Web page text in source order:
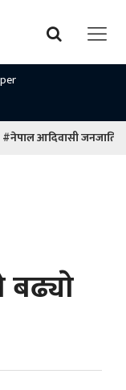
#नेपाल आदिवासी जनजाति
बढ्याे